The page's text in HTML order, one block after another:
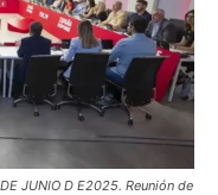
DE JUNIO D E2025. Reunión de